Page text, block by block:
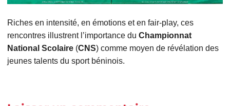
Riches en intensité, en émotions et en fair-play, ces
rencontres illustrent l’importance du Championnat
National Scolaire(CNS) comme moyen de révélation des
jeunes talents du sport béninois.